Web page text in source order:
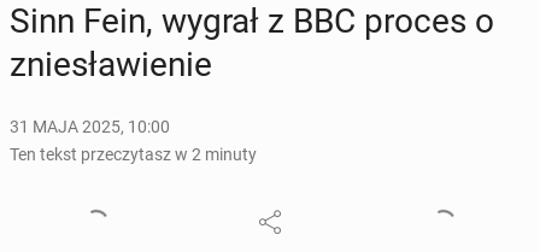
Sinn Fein, wygrał z BBC proces o
znie­sła­wie­nie
31 MAJA 2025, 10:00
Ten tekst przeczytasz w 2 minuty